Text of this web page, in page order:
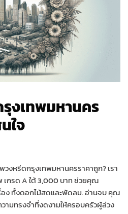
งเทพมหานคร
ใจ
งหรีดกรุงเทพมหานครราคาถูก? เรา
กรด A ใต้ 3,000 บาท ช่วยคุณ
ง ทั้งดอกไม้สดและพัดลม. อ่านจบ คุณ
มทรงจำที่งดงามให้ครอบครัวผู้ล่วง